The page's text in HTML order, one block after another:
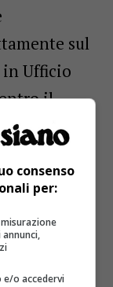
sul
in Ufficio
il
del
di
il Sacro
consenso
per:
e/o accedervi